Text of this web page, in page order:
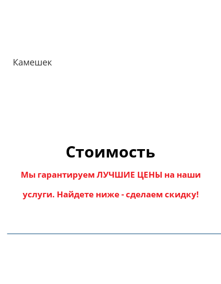
Камешек
Стоимость
Мы гарантируем ЛУЧШИЕ ЦЕНЫ на наши
услуги. Найдете ниже - сделаем скидку!